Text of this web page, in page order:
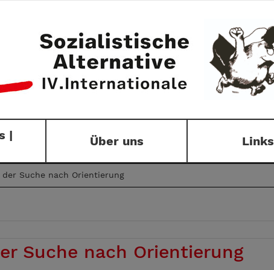
|
Über uns Links
der Suche nach Orientierung
Suche nach Orientierung